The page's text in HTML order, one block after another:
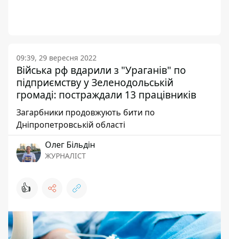
09:39, 29 вересня 2022
Війська рф вдарили з "Ураганів" по
підприємству у Зеленодольській
громаді: постраждали 13 працівників
Загарбники продовжують бити по
Дніпропетровській області
Олег Більдін
ЖУРНАЛІСТ
👍